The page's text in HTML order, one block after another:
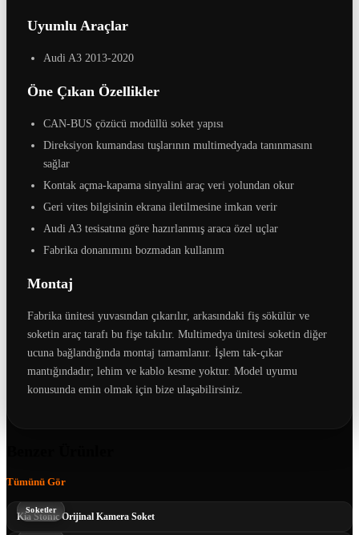
Uyumlu Araçlar
Audi A3 2013-2020
Öne Çıkan Özellikler
CAN-BUS çözücü modüllü soket yapısı
Direksiyon kumandası tuşlarının multimedyada tanınmasını
sağlar
Kontak açma-kapama sinyalini araç veri yolundan okur
Geri vites bilgisinin ekrana iletilmesine imkan verir
Audi A3 tesisatına göre hazırlanmış araca özel uçlar
Fabrika donanımını bozmadan kullanım
Montaj
Fabrika ünitesi yuvasından çıkarılır, arkasındaki fiş sökülür ve
soketin araç tarafı bu fişe takılır. Multimedya ünitesi soketin diğer
ucuna bağlandığında montaj tamamlanır. İşlem tak-çıkar
mantığındadır; lehim ve kablo kesme yoktur. Model uyumu
konusunda emin olmak için bize ulaşabilirsiniz.
Tümünü Gör
Kia Stonic Orijinal Kamera Soket
Soketler